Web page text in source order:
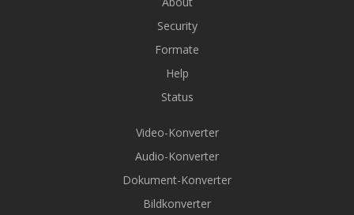
Security
Formate
Help
Status
Video-Konverter
Audio-Konverter
Dokument-Konverter
Bildkonverter